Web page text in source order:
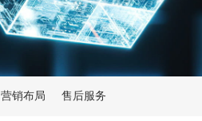
营销布局 售后服务